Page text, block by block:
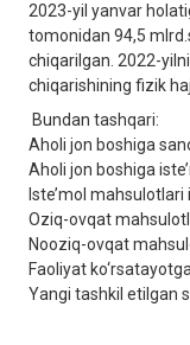
2023-yil yanvar
tomonidan 94,5
chiqarilgan. 2022-
chiqarishining fizik
Bundan tashqari:
Aholi jon boshiga
Aholi jon boshiga
Iste’mol
Oziq-ovqat
Nooziq-ovqat
Faoliyat
Yangi tashkil etilgan